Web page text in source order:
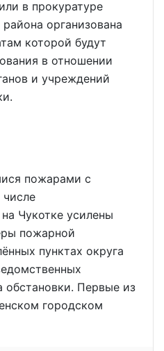
в прокуратуре
организована
которой будут
в отношении
и учреждений
пожарами с
Чукотке усилены
пожарной
пунктах округа
обстановки. Первые из
городском